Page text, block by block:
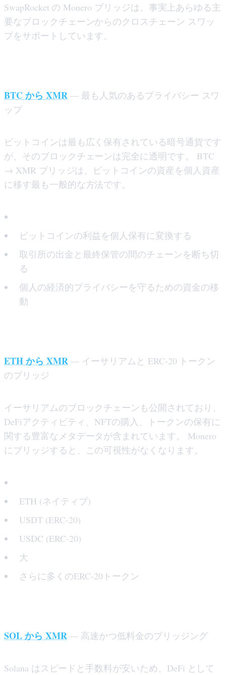
SwapRocket の Monero ブリッジは、事実上あらゆる主
要なブロックチェーンからのクロスチェーン スワッ
プをサポートしています。
BTC から XMR— 最も人気のあるプライバシー スワ
ップ
ビットコインは最も広く保有されている暗号通貨です
が、そのブロックチェーンは完全に透明です。 BTC
→ XMR ブリッジは、ビットコインの資産を個人資産
に移す最も一般的な方法です。
ビットコインの利益を個人保有に変換する
取引所の出金と最終保管の間のチェーンを断ち切
る
個人の経済的プライバシーを守るための資金の移
動
ETH から XMR— イーサリアムと ERC-20 トークン
のブリッジ
イーサリアムのブロックチェーンも公開されており、
DeFiアクティビティ、NFTの購入、トークンの保有に
関する豊富なメタデータが含まれています。 Monero
にブリッジすると、この可視性がなくなります。
ETH (ネイティブ)
USDT (ERC-20)
USDC (ERC-20)
大
さらに多くのERC-20トークン
SOL から XMR— 高速かつ低料金のブリッジング
Solana はスピードと手数料が安いため、DeFi として